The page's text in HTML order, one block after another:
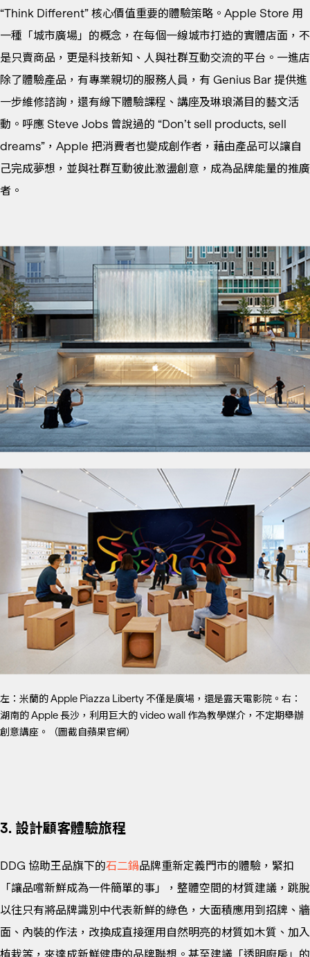
“Think Different” 核心價值重要的體驗策略。Apple Store 用
一種「城市廣場」的概念，在每個一線城市打造的實體店面，不
是只賣商品，更是科技新知、人與社群互動交流的平台。一進店
除了體驗產品，有專業親切的服務人員，有 Genius Bar 提供進
一步維修諮詢，還有線下體驗課程、講座及琳琅滿目的藝文活
動。呼應 Steve Jobs 曾說過的 “Don’t sell products, sell
dreams”，Apple 把消費者也變成創作者，藉由產品可以讓自
己完成夢想，並與社群互動彼此激盪創意，成為品牌能量的推廣
者。
左：米蘭的 Apple Piazza Liberty 不僅是廣場，還是露天電影院。右：
湖南的 Apple 長沙，利用巨大的 video wall 作為教學媒介，不定期舉辦
創意講座。（圖截自蘋果官網）
3. 設計顧客體驗旅程
DDG 協助王品旗下的石二鍋品牌重新定義門市的體驗，緊扣
「讓品嚐新鮮成為一件簡單的事」，整體空間的材質建議，跳脫
以往只有將品牌識別中代表新鮮的綠色，大面積應用到招牌、牆
面、內裝的作法，改換成直接運用自然明亮的材質如木質、加入